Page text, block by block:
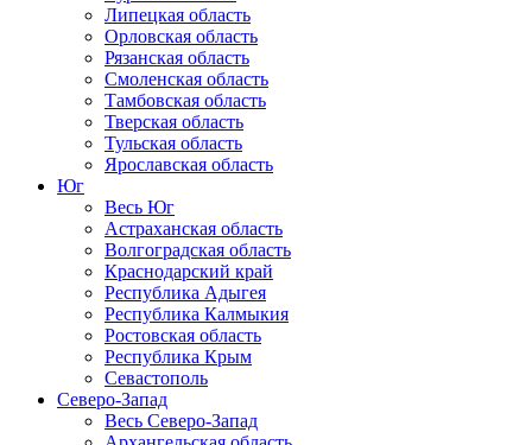
Липецкая область
Орловская область
Рязанская область
Смоленская область
Тамбовская область
Тверская область
Тульская область
Ярославская область
Юг
Весь Юг
Астраханская область
Волгоградская область
Краснодарский край
Республика Адыгея
Республика Калмыкия
Ростовская область
Республика Крым
Севастополь
Северо-Запад
Весь Северо-Запад